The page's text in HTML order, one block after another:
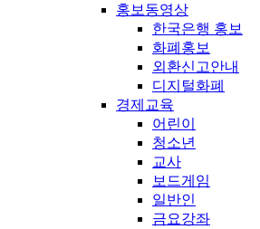
홍보동영상
한국은행 홍보
화폐홍보
외환신고안내
디지털화폐
경제교육
어린이
청소년
교사
보드게임
일반인
금요강좌